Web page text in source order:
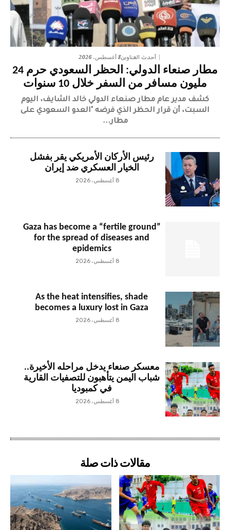
أحدث العناوين8 أغسطس، 2026
مطار صنعاء الدولي: الحظر السعودي حرم 24
مليون مسافر من السفر خلال 10 سنوات
كشف مدير عام مطار صنعاء الدولي خالد الشايف، اليوم
السبت، أن قرار الحظر الذي فرضه "العدو السعودي على
مطار...
رئيس الأركان الأمريكي يقر بفشل
الخيار العسكري ضد إيران
8 أغسطس، 2026
Gaza has become a “fertile ground”
for the spread of diseases and
epidemics
8 أغسطس، 2026
As the heat intensifies, shade
becomes a luxury lost in Gaza
8 أغسطس، 2026
معسكر صنعاء يدخل مراحله الأخيرة..
شباب اليمن يتأهبون للتصفيات القارية
في كمبوديا
8 أغسطس، 2026
مقالات ذات صلة